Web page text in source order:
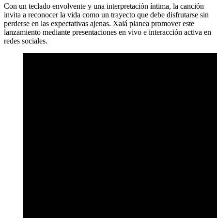
Con un teclado envolvente y una interpretación íntima, la canción
invita a reconocer la vida como un trayecto que debe disfrutarse sin
perderse en las expectativas ajenas. Xalá planea promover este
lanzamiento mediante presentaciones en vivo e interacción activa en
redes sociales.